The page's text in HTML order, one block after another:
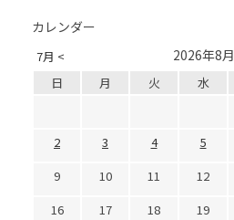
カレンダー
7月 < 2026年8月
日 月 火 水
2
3 4 5
9
10 11 12
16
17 18 19